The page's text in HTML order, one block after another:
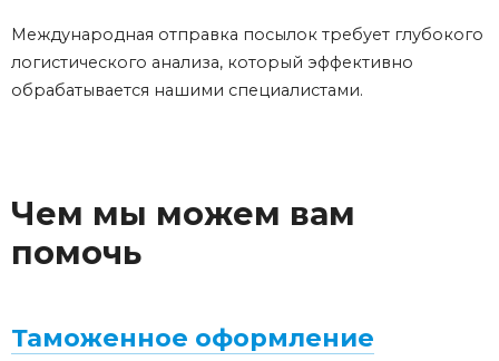
Международная отправка посылок требует глубокого
логистического анализа, который эффективно
обрабатывается нашими специалистами.
Чем мы можем вам
помочь
Таможенное оформление